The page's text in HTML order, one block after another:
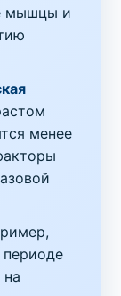
мышцы и
менее
периоде